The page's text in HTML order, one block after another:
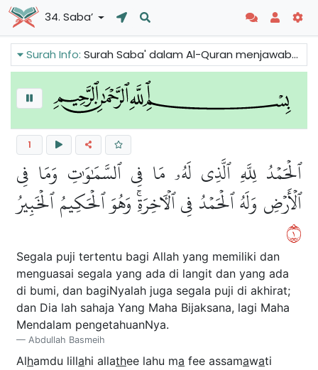
34. Saba’
Surah Info:Surah Saba' dalam Al-Quran menjawab beberapa bantahan yang dikemukakan oleh orang-orang kafir tentang Tauhid, Risalah dan Akhirah. Nabi Daud dan Sulaiman serta Ratu Syeba juga disebut untuk mengingatkan manusia tentang akibat kejahatan dan kebenaran.
1
ٱلۡحَمۡدُ لِلَّهِ ٱلَّذِي لَهُۥ مَا فِي ٱلسَّمَٰوَٰتِ وَمَا فِي
ٱلۡأَرۡضِ وَلَهُ ٱلۡحَمۡدُ فِي ٱلۡأٓخِرَةِۚ وَهُوَ ٱلۡحَكِيمُ ٱلۡخَبِيرُ
١
Segala puji tertentu bagi Allah yang memiliki dan
menguasai segala yang ada di langit dan yang ada
di bumi, dan bagiNyalah juga segala puji di akhirat;
dan Dia lah sahaja Yang Maha Bijaksana, lagi Maha
Mendalam pengetahuanNya.
Abdullah Basmeih
Alhamdu lillahi allathee lahu ma fee assamawati